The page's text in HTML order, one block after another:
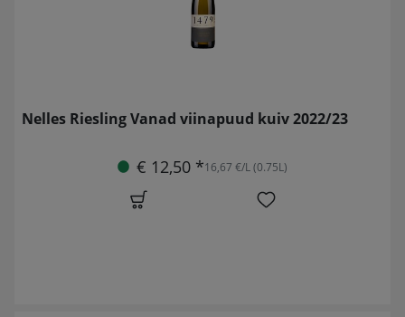
Nelles Riesling Vanad viinapuud kuiv 2022/23
€ 12,50 *16,67 €/L (0.75L)